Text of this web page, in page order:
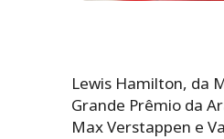
Lewis Hamilton, da
Grande Prêmio da
Max Verstappen e